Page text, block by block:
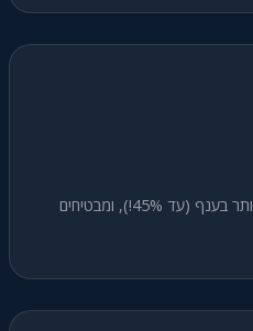
תיהנו משיעורי העמלות הגבוהים ביותר בענף (עד 45%!), ומבטיחים